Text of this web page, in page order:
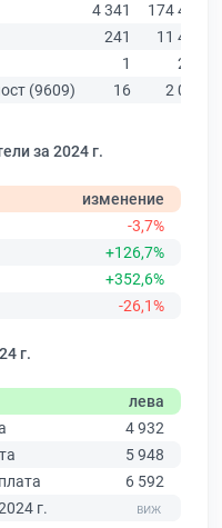
4 341
174 403
241
11 437
1
226
(9609)
16 2 076
за 2024 г.
изменение
-3,7%
+126,7%
+352,6%
-26,1%
г.
лева
4 932
5 948
6 592
г.